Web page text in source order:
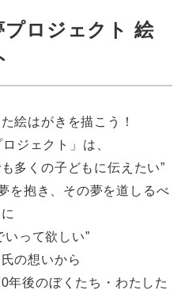
プロジェクト 絵
絵はがきを描こう！
ジェクト」は、
多くの子どもに伝えたい”
を抱き、その夢を道しるべ
に
いって欲しい”
の想いから
年後のぼくたち・わたした